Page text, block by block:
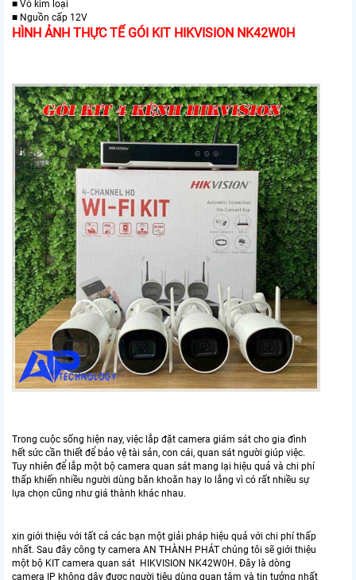
■ Vỏ kim loại
■ Nguồn cấp 12V
HÌNH ẢNH THỰC TẾ GÓI KIT HIKVISION NK42W0H
Trong cuộc sống hiện nay, việc lắp đặt camera giám sát cho gia đình
hết sức cần thiết để bảo vệ tài sản, con cái, quan sát người giúp việc.
Tuy nhiên để lắp một bộ camera quan sát mang lại hiệu quả và chi phí
thấp khiến nhiều người dùng băn khoăn hay lo lắng vì có rất nhiều sự
lựa chọn cũng như giá thành khác nhau.
xin giới thiệu với tất cả các bạn một giải pháp hiệu quả với chi phí thấp
nhất. Sau đây công ty camera AN THÀNH PHÁT chúng tôi sẽ giới thiệu
một bộ KIT camera quan sát HIKVISION NK42W0H. Đây là dòng
camera IP không dây được người tiêu dùng quan tâm và tin tưởng nhất